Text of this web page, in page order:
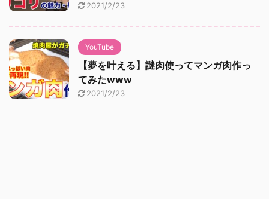
2021/2/23
YouTube
【夢を叶える】謎肉使ってマンガ肉作っ
てみたwww
2021/2/23